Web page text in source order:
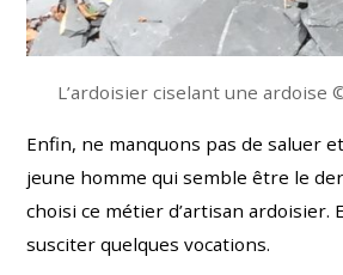
L’ardoisier ciselant une ardoise
Enfin, ne manquons pas de saluer
jeune homme qui semble être le
choisi ce métier d’artisan ardoisier.
susciter quelques vocations.